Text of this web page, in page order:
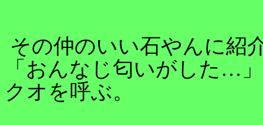
その仲のいい石やんに紹
「おんなじ匂いがした…
クオを呼ぶ。